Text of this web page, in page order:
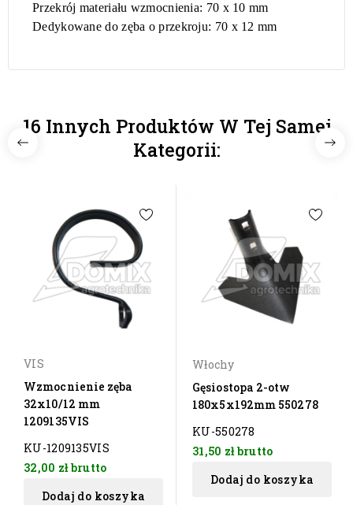
Przekrój materiału wzmocnienia: 70 x 10 mm
Dedykowane do zęba o przekroju: 70 x 12 mm
16 Innych Produktów W Tej Samej
Kategorii:
VIS
Wzmocnienie zęba
32x10/12 mm
1209135VIS
KU-1209135VIS
32,00 złbrutto
Dodaj do koszyka
Włochy
Gęsiostopa 2-otw
180x5x192mm 550278
KU-550278
31,50 złbrutto
Dodaj do koszyka